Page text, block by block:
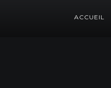
ACCUEIL